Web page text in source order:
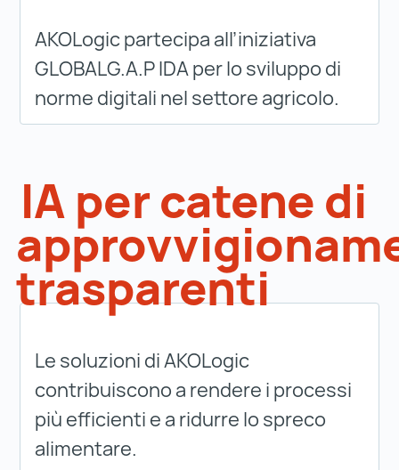
AKOLogic partecipa all’iniziativa
GLOBALG.A.P IDA per lo sviluppo di
norme digitali nel settore agricolo.
IA per catene di
trasparenti
Le soluzioni di AKOLogic
contribuiscono a rendere i processi
più efficienti e a ridurre lo spreco
alimentare.